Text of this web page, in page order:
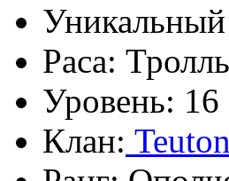
Уникальный
Раса: Тролль
Уровень: 16
Клан: